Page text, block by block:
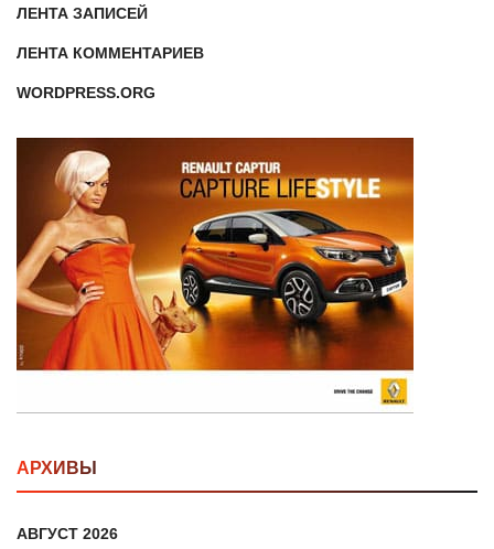
ЛЕНТА ЗАПИСЕЙ
ЛЕНТА КОММЕНТАРИЕВ
WORDPRESS.ORG
АРХИВЫ
АВГУСТ 2026